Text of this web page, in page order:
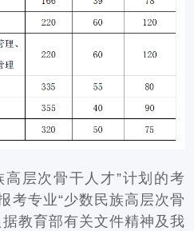
高层次骨干人才”计划的考
考专业“少数民族高层次骨
教育部有关文件精神及我